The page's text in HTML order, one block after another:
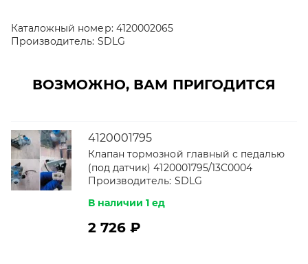
Каталожный номер: 4120002065
Производитель: SDLG
ВОЗМОЖНО, ВАМ ПРИГОДИТСЯ
4120001795
Клапан тормозной главный с педалью
(под датчик) 4120001795/13C0004
Производитель: SDLG
В наличии 1 ед
2 726 ₽